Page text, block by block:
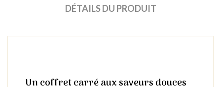
DÉTAILS DU PRODUIT
Un coffret carré aux saveurs douces